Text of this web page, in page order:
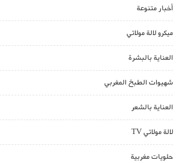
أخبار متنوعة
ميكرو لالة مولاتي
العناية بالبشرة
شهيوات الطبخ المغربي
العناية بالشعر
لالة مولاتي TV
حلويات مغربية